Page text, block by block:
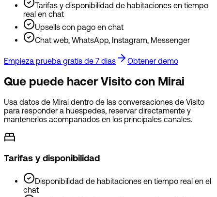
Tarifas y disponibilidad de habitaciones en tiempo
real en chat
Upsells con pago en chat
Chat web, WhatsApp, Instagram, Messenger
Empieza prueba gratis de 7 dias Obtener demo
Que puede hacer Visito con Mirai
Usa datos de Mirai dentro de las conversaciones de Visito
para responder a huespedes, reservar directamente y
mantenerlos acompanados en los principales canales.
Tarifas y disponibilidad
Disponibilidad de habitaciones en tiempo real en el
chat